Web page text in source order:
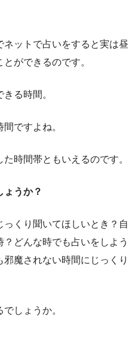
ネットで占いをすると実は昼
ができるのです。
る時間。
ですよね。
時間帯ともいえるのです。
ょうか？
くり聞いてほしいとき？自
どんな時でも占いをしよう
魔されない時間にじっくり
しょうか。